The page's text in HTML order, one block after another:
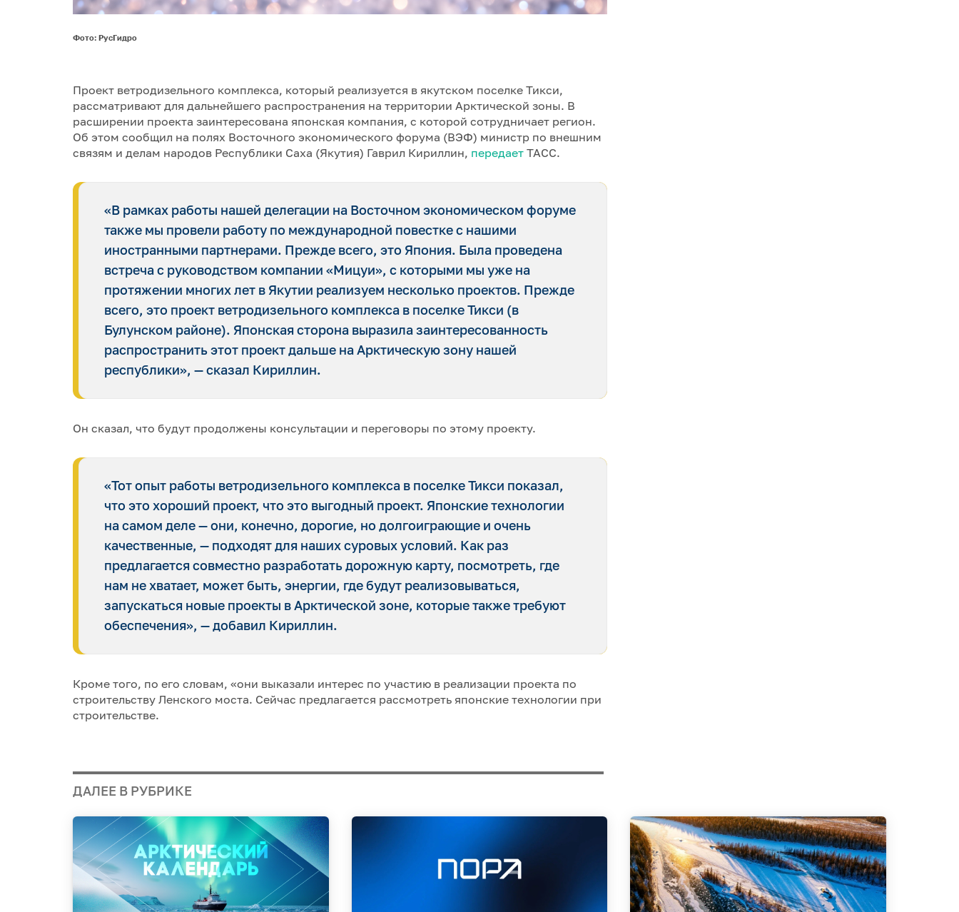
Фото: РусГидро
Проект ветродизельного комплекса, который реализуется в якутском поселке Тикси,
рассматривают для дальнейшего распространения на территории Арктической зоны. В
расширении проекта заинтересована японская компания, с которой сотрудничает регион.
Об этом сообщил на полях Восточного экономического форума (ВЭФ) министр по внешним
связям и делам народов Республики Саха (Якутия) Гаврил Кириллин, передает ТАСС.
«В рамках работы нашей делегации на Восточном экономическом форуме
также мы провели работу по международной повестке с нашими
иностранными партнерами. Прежде всего, это Япония. Была проведена
встреча с руководством компании «Мицуи», с которыми мы уже на
протяжении многих лет в Якутии реализуем несколько проектов. Прежде
всего, это проект ветродизельного комплекса в поселке Тикси (в
Булунском районе). Японская сторона выразила заинтересованность
распространить этот проект дальше на Арктическую зону нашей
республики», — сказал Кириллин.
Он сказал, что будут продолжены консультации и переговоры по этому проекту.
«Тот опыт работы ветродизельного комплекса в поселке Тикси показал,
что это хороший проект, что это выгодный проект. Японские технологии
на самом деле — они, конечно, дорогие, но долгоиграющие и очень
качественные, — подходят для наших суровых условий. Как раз
предлагается совместно разработать дорожную карту, посмотреть, где
нам не хватает, может быть, энергии, где будут реализовываться,
запускаться новые проекты в Арктической зоне, которые также требуют
обеспечения», — добавил Кириллин.
Кроме того, по его словам, «они выказали интерес по участию в реализации проекта по
строительству Ленского моста. Сейчас предлагается рассмотреть японские технологии при
строительстве.
ДАЛЕЕ В РУБРИКЕ